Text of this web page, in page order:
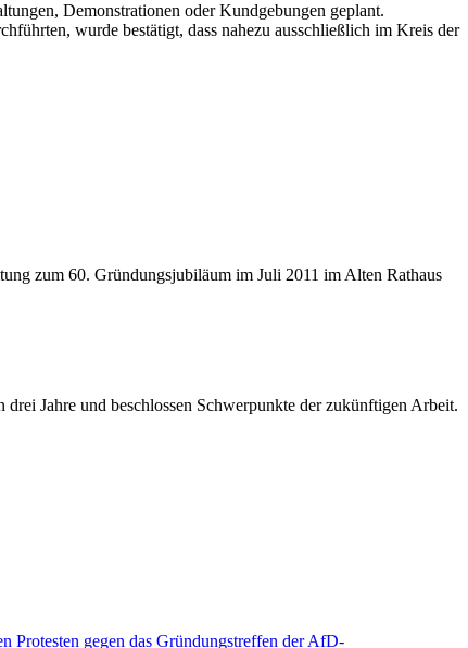
Demonstrationen oder Kundgebungen geplant.
wurde bestätigt, dass nahezu ausschließlich im Kreis der
zum 60. Gründungsjubiläum im Juli 2011 im Alten Rathaus
Jahre und beschlossen Schwerpunkte der zukünftigen Arbeit.